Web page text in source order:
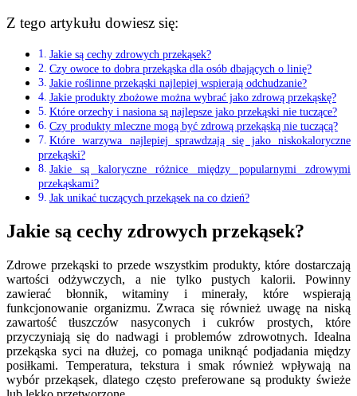
Z tego artykułu dowiesz się:
Jakie są cechy zdrowych przekąsek?
Czy owoce to dobra przekąska dla osób dbających o linię?
Jakie roślinne przekąski najlepiej wspierają odchudzanie?
Jakie produkty zbożowe można wybrać jako zdrową przekąskę?
Które orzechy i nasiona są najlepsze jako przekąski nie tuczące?
Czy produkty mleczne mogą być zdrową przekąską nie tuczącą?
Które warzywa najlepiej sprawdzają się jako niskokaloryczne
przekąski?
Jakie są kaloryczne różnice między popularnymi zdrowymi
przekąskami?
Jak unikać tuczących przekąsek na co dzień?
Jakie są cechy zdrowych przekąsek?
Zdrowe przekąski to przede wszystkim produkty, które dostarczają
wartości odżywczych, a nie tylko pustych kalorii. Powinny
zawierać błonnik, witaminy i minerały, które wspierają
funkcjonowanie organizmu. Zwraca się również uwagę na niską
zawartość tłuszczów nasyconych i cukrów prostych, które
przyczyniają się do nadwagi i problemów zdrowotnych. Idealna
przekąska syci na dłużej, co pomaga uniknąć podjadania między
posiłkami. Temperatura, tekstura i smak również wpływają na
wybór przekąsek, dlatego często preferowane są produkty świeże